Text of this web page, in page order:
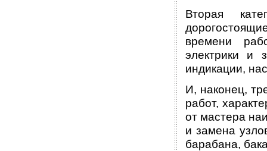
Вторая
времени
электрики и
индикации,
И, наконец,
работ,
от мастера
и замена
барабана,